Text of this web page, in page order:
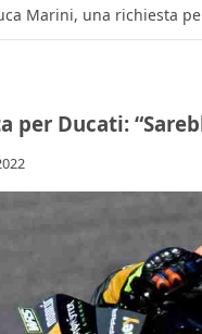
Marini, una richiesta
per Ducati: